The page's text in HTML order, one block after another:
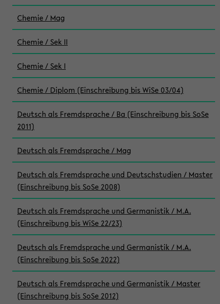
Chemie / Mag
Chemie / Sek II
Chemie / Sek I
Chemie / Diplom (Einschreibung bis WiSe 03/04)
Deutsch als Fremdsprache / Ba (Einschreibung bis SoSe
2011)
Deutsch als Fremdsprache / Mag
Deutsch als Fremdsprache und Deutschstudien / Master
(Einschreibung bis SoSe 2008)
Deutsch als Fremdsprache und Germanistik / M.A.
(Einschreibung bis WiSe 22/23)
Deutsch als Fremdsprache und Germanistik / M.A.
(Einschreibung bis SoSe 2022)
Deutsch als Fremdsprache und Germanistik / Master
(Einschreibung bis SoSe 2012)